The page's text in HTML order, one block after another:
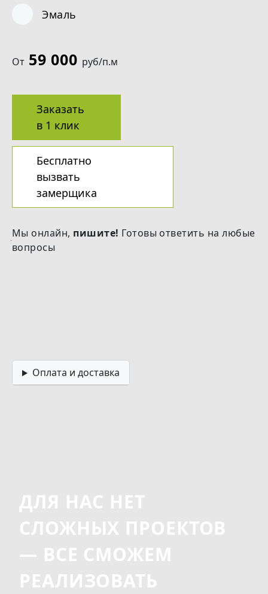
Эмаль
От 59 000 руб/п.м
Заказать
в 1 клик
Бесплатно
вызвать
замерщика
Мы онлайн, пишите! Готовы ответить на любые
вопросы
Оплата и доставка
ДЛЯ НАС НЕТ
СЛОЖНЫХ ПРОЕКТОВ
— ВСЕ СМОЖЕМ
РЕАЛИЗОВАТЬ